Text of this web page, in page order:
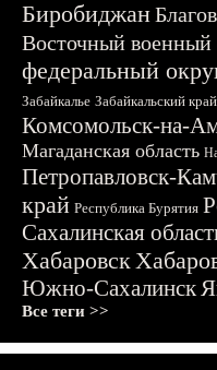
Биробиджан
Восточный военный
федеральный
Забайкалье Забайкальский край
Комсомольск-на-
Магаданская область
Петропавловск-
край Республика Бурятия
Сахалинская
Хабаровск
Южно-Сахалинск
Все теги >>